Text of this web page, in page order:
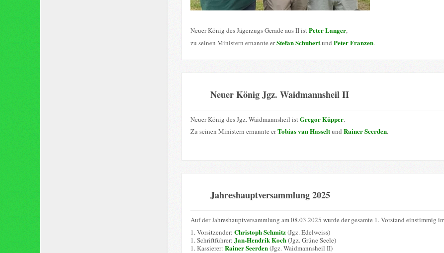
Neuer König des Jägerzugs Gerade aus II istPeter Langer,
zu seinen Ministern ernannte erStefan Schubertund Peter Franzen.
Neuer König Jgz. Waidmannsheil II
Neuer König des Jgz. Waidmannsheil istGregor Küpper.
Zu seinen Ministern ernannte erTobias van Hasseltund Rainer Seerden.
Jahreshauptversammlung 2025
Auf der Jahreshauptversammlung am 08.03.2025 wurde der gesamte 1. Vorstand einstimmig
1. Vorsitzender: Christoph Schmitz(Jgz. Edelweiss)
1. Schriftführer: Jan-Hendrik Koch(Jgz. Grüne Seele)
1. Kassierer: Rainer Seerden(Jgz. Waidmannsheil II)